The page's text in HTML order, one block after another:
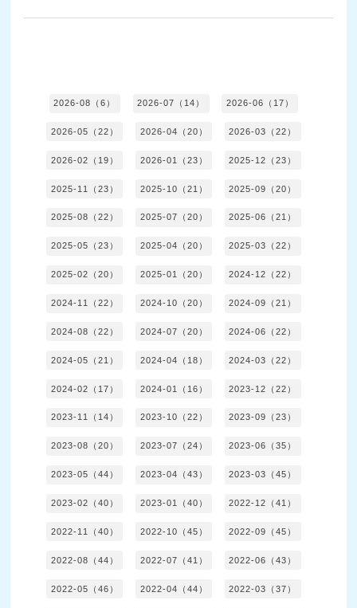
2026-08（6） 2026-07（14） 2026-06（17）
2026-05（22） 2026-04（20） 2026-03（22）
2026-02（19） 2026-01（23） 2025-12（23）
2025-11（23） 2025-10（21） 2025-09（20）
2025-08（22） 2025-07（20） 2025-06（21）
2025-05（23） 2025-04（20） 2025-03（22）
2025-02（20） 2025-01（20） 2024-12（22）
2024-11（22） 2024-10（20） 2024-09（21）
2024-08（22） 2024-07（20） 2024-06（22）
2024-05（21） 2024-04（18） 2024-03（22）
2024-02（17） 2024-01（16） 2023-12（22）
2023-11（14） 2023-10（22） 2023-09（23）
2023-08（20） 2023-07（24） 2023-06（35）
2023-05（44） 2023-04（43） 2023-03（45）
2023-02（40） 2023-01（40） 2022-12（41）
2022-11（40） 2022-10（45） 2022-09（45）
2022-08（44） 2022-07（41） 2022-06（43）
2022-05（46） 2022-04（44） 2022-03（37）